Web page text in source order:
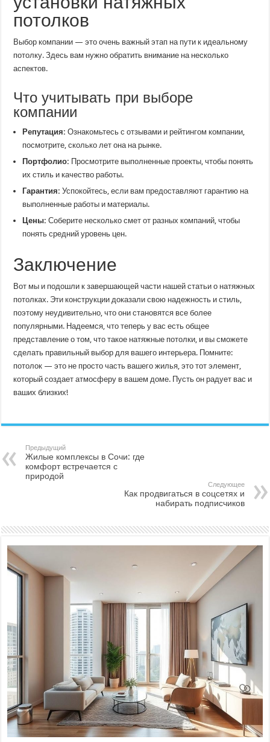
потолков
Выбор компании — это очень важный этап на пути к идеальному
потолку. Здесь вам нужно обратить внимание на несколько
аспектов.
Что учитывать при выборе
компании
Репутация: Ознакомьтесь с отзывами и рейтингом компании,
посмотрите, сколько лет она на рынке.
Портфолио: Просмотрите выполненные проекты, чтобы понять
их стиль и качество работы.
Гарантия: Успокойтесь, если вам предоставляют гарантию на
выполненные работы и материалы.
Цены: Соберите несколько смет от разных компаний, чтобы
понять средний уровень цен.
Заключение
Вот мы и подошли к завершающей части нашей статьи о натяжных
потолках. Эти конструкции доказали свою надежность и стиль,
поэтому неудивительно, что они становятся все более
популярными. Надеемся, что теперь у вас есть общее
представление о том, что такое натяжные потолки, и вы сможете
сделать правильный выбор для вашего интерьера. Помните:
потолок — это не просто часть вашего жилья, это тот элемент,
который создает атмосферу в вашем доме. Пусть он радует вас и
ваших близких!
Предыдущий
Жилые комплексы в Сочи: где
комфорт встречается с
природой
Следующее
Как продвигаться в соцсетях и
набирать подписчиков